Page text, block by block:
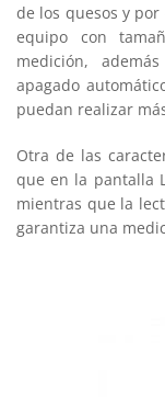
de los quesos y
equipo con
medición,
apagado
puedan realizar
Otra de las
que en la pantalla
mientras que la
garantiza una